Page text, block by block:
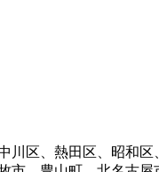
川区、熱田区、昭和区